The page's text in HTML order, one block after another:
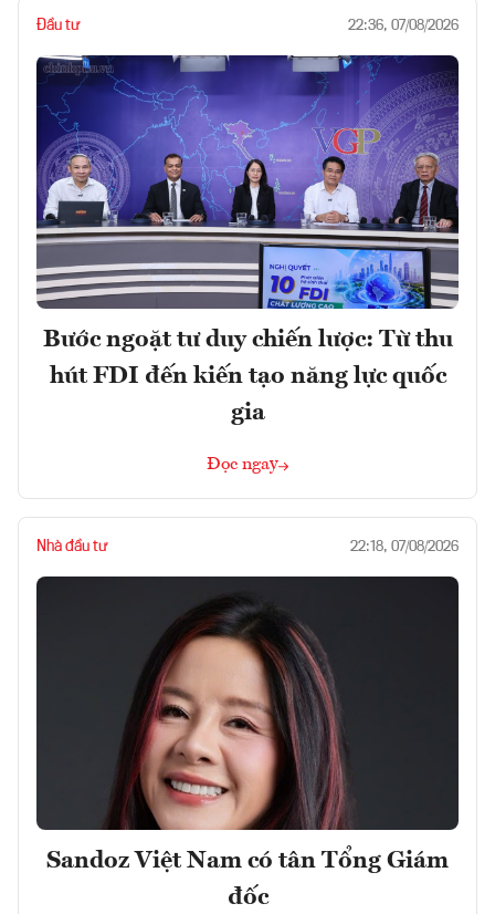
Đầu tư 22:36, 07/08/2026
Bước ngoặt tư duy chiến lược: Từ thu
hút FDI đến kiến tạo năng lực quốc
gia
Đọc ngay
Nhà đầu tư 22:18, 07/08/2026
Sandoz Việt Nam có tân Tổng Giám
đốc